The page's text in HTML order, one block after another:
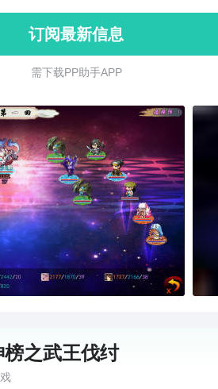
书，让宠物学会更多的技能使其更为
原版相比，加入大量的支线与主线，
焕，九曲黄河阵，蚩尤，轩辕，伏羲，
。。全新的角色，不在是原本的4角色
能加点，角色发展让你掌控，一个角
。封神塔挑战，渡劫模式等等....
订阅最新信息
需 下 载 P P 助 手 A P P
榜之武王伐纣